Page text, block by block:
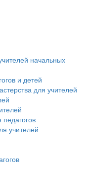
начальных
и детей
для учителей
учителей